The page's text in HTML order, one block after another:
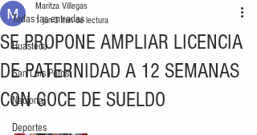
Todas las entradas
Huasteca
San Luis Potosí
Nacional
Deportes
SE PROPONE AMPLIAR LICENCIA
DE PATERNIDAD A 12 SEMANAS
CON GOCE DE SUELDO
Maritza Villegas
1 jun3 min de lectura